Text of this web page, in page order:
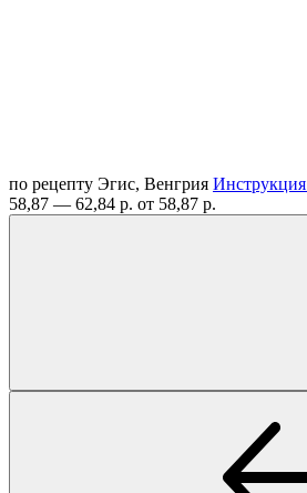
по рецепту Эгис, Венгрия Инструкция
58,87 — 62,84 р. от 58,87 р.